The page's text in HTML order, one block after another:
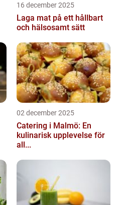
16 december 2025
Laga mat på ett hållbart
och hälsosamt sätt
02 december 2025
Catering i Malmö: En
kulinarisk upplevelse för
all...